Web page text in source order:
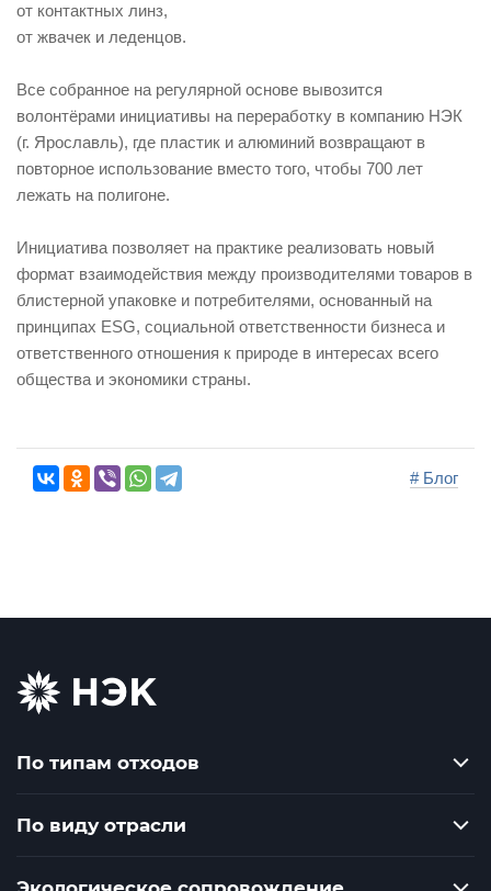
от контактных линз,
от жвачек и леденцов.
Все собранное на регулярной основе вывозится
волонтёрами инициативы на переработку в компанию НЭК
(г. Ярославль), где пластик и алюминий возвращают в
повторное использование вместо того, чтобы 700 лет
лежать на полигоне.
Инициатива позволяет на практике реализовать новый
формат взаимодействия между производителями товаров в
блистерной упаковке и потребителями, основанный на
принципах ESG, социальной ответственности бизнеса и
ответственного отношения к природе в интересах всего
общества и экономики страны.
# Блог
По типам отходов
По виду отрасли